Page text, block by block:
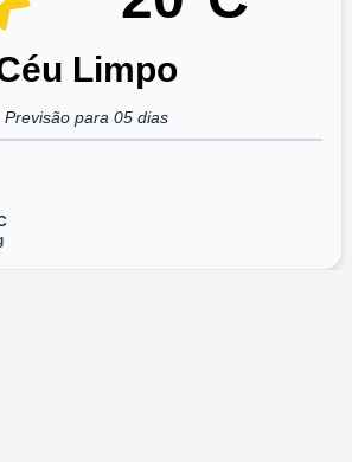
Limpo
Previsão para 05 dias